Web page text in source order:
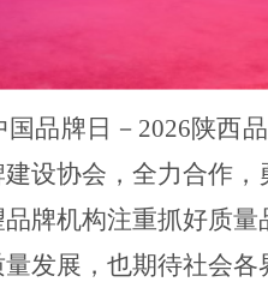
国品牌日 － 2026陕西
设协会，全力合作
牌机构注重抓好质量
发展，也期待社会各